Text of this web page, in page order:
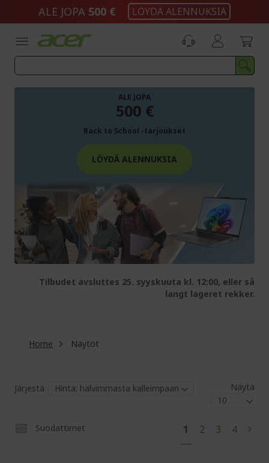
ALE JOPA 500 € LÖYDÄ ALENNUKSIA
ALE JOPA
500 €
Back to School -tarjoukset
LÖYDÄ ALENNUKSIA
Tilbudet avsluttes 25. syyskuuta kl. 12:00, eller så
langt lageret rekker.
Home Näytöt
Järjestä Näytä
Suodattimet
You're
currently
1 Page
2 Page
3 Page
4 Page
Next